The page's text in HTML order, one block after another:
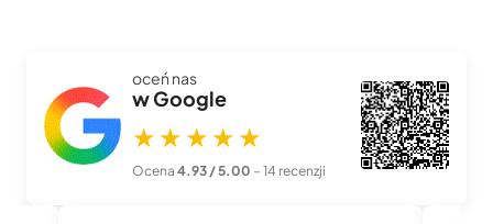
oceń nas
w Google
★★★★★
Ocena 4.93 / 5.00 – 14 recenzji